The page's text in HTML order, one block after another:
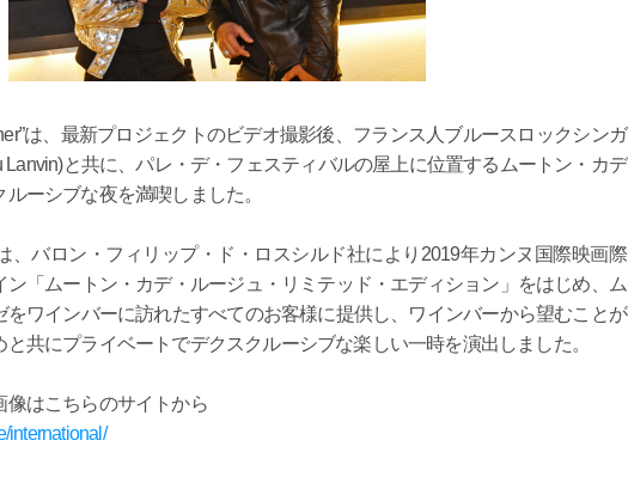
は、最新プロジェクトのビデオ撮影後、フランス人ブルースロックシンガ
Lanvin)と共に、パレ・デ・フェスティバルの屋上に位置するムートン・カデ
ーシブな夜を満喫しました。
、バロン・フィリップ・ド・ロスシルド社により2019年カンヌ国際映画際
「ムートン・カデ・ルージュ・リミテッド・エディション」をはじめ、ム
をワインバーに訪れたすべてのお客様に提供し、ワインバーから望むことが
共にプライベートでデクスクルーシブな楽しい一時を演出しました。
像はこちらのサイトから
international/